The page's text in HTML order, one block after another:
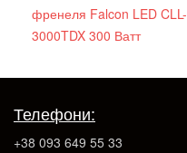
френеля Falcon LED CLL-
3000TDX 300 Ватт
Телефони:
+38 093 649 55 33